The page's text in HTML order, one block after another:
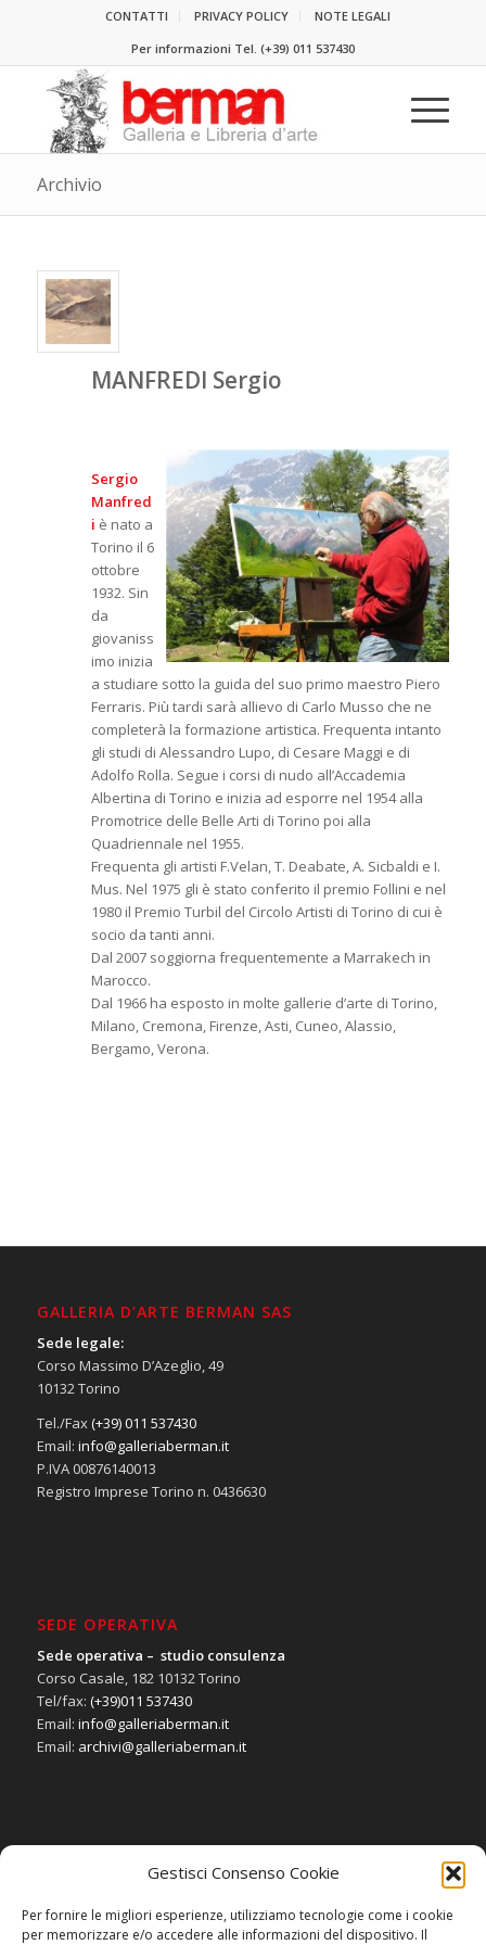
Gestisci Consenso Cookie
Per fornire le migliori esperienze, utilizziamo tecnologie come i cookie
per memorizzare e/o accedere alle informazioni del dispositivo. Il
CONTATTI PRIVACY POLICY
NOTE LEGALI
Per informazioni Tel. (+39) 011 537430
Archivio
MANFREDI Sergio
Sergio
Manfred
i è nato a
Torino il 6
ottobre
1932. Sin
da
giovaniss
imo inizia
a studiare sotto la guida del suo primo maestro Piero
Ferraris. Più tardi sarà allievo di Carlo Musso che ne
completerà la formazione artistica. Frequenta intanto
gli studi di Alessandro Lupo, di Cesare Maggi e di
Adolfo Rolla. Segue i corsi di nudo all’Accademia
Albertina di Torino e inizia ad esporre nel 1954 alla
Promotrice delle Belle Arti di Torino poi alla
Quadriennale nel 1955.
Frequenta gli artisti F.Velan, T. Deabate, A. Sicbaldi e I.
Mus. Nel 1975 gli è stato conferito il premio Follini e nel
1980 il Premio Turbil del Circolo Artisti di Torino di cui è
socio da tanti anni.
Dal 2007 soggiorna frequentemente a Marrakech in
Marocco.
Dal 1966 ha esposto in molte gallerie d’arte di Torino,
Milano, Cremona, Firenze, Asti, Cuneo, Alassio,
Bergamo, Verona.
GALLERIA D’ARTE BERMAN SAS
Sede legale:
Corso Massimo D’Azeglio, 49
10132 Torino
Tel./Fax(+39) 011 537430
Email: info@galleriaberman.it
P.IVA 00876140013
Registro Imprese Torino n. 0436630
SEDE OPERATIVA
Sede operativa – studio consulenza
Corso Casale, 182 10132 Torino
Tel/fax: (+39)011 537430
Email: info@galleriaberman.it
Email: archivi@galleriaberman.it